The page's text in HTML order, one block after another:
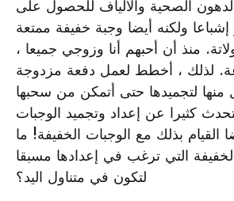
الصحية والألياف للحصول على
ولكنه أيضا وجبة خفيفة ممتعة
منذ أن أحبهم أنا وزوجي جميعا ،
لذلك ، أخطط لعمل دفعة مزدوجة
منها لتجميدها حتى أتمكن من سحبها
كثيرا عن إعداد وتجميد الوجبات
القيام بذلك مع الوجبات الخفيفة! ما
التي ترغب في إعدادها مسبقا
لتكون في متناول اليد؟